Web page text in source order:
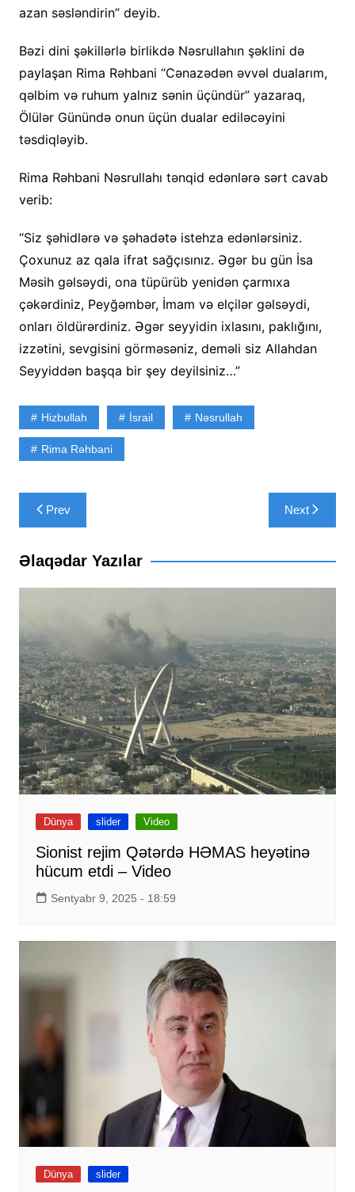
azan səsləndirin” deyib.
Bəzi dini şəkillərlə birlikdə Nəsrullahın şəklini də
paylaşan Rima Rəhbani “Cənazədən əvvəl dualarım,
qəlbim və ruhum yalnız sənin üçündür” yazaraq,
Ölülər Günündə onun üçün dualar ediləcəyini
təsdiqləyib.
Rima Rəhbani Nəsrullahı tənqid edənlərə sərt cavab
verib:
“Siz şəhidlərə və şəhadətə istehza edənlərsiniz.
Çoxunuz az qala ifrat sağçısınız. Əgər bu gün İsa
Məsih gəlsəydi, ona tüpürüb yenidən çarmıxa
çəkərdiniz, Peyğəmbər, İmam və elçilər gəlsəydi,
onları öldürərdiniz. Əgər seyyidin ixlasını, paklığını,
izzətini, sevgisini görməsəniz, deməli siz Allahdan
Seyyiddən başqa bir şey deyilsiniz…”
Hizbullah İsrail Nəsrullah
Rima Rəhbani
Yazı
naviqasiyası
Prev Next
Əlaqədar Yazılar
Dünya slider Video
Sionist rejim Qətərdə HƏMAS heyətinə
hücum etdi – Video
Sentyabr 9, 2025 - 18:59
Dünya slider